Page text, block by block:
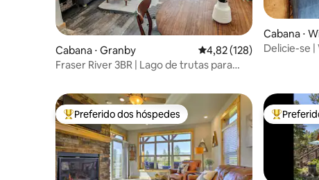
Cabana ⋅ Granby 4,82 de uma avaliação
4,82 (128)
Fraser River 3BR | Lago de trutas para
Cabana ⋅
Delicie-se |
Entre os melhores preferidos dos hóspedes
Preferido dos hóspedes Entre os